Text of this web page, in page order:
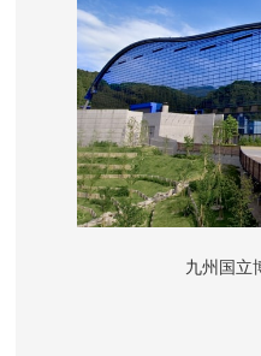
令和5年5月より約3年間
殿」の大改修を行なって
設けられた特別な「仮殿
ています。詳しくは公
福岡県太宰府市
拝観料／無料
開門時間／【開門】春
6:30〜 【閉門】4〜5月
19:30、12〜3月 〜
九州国